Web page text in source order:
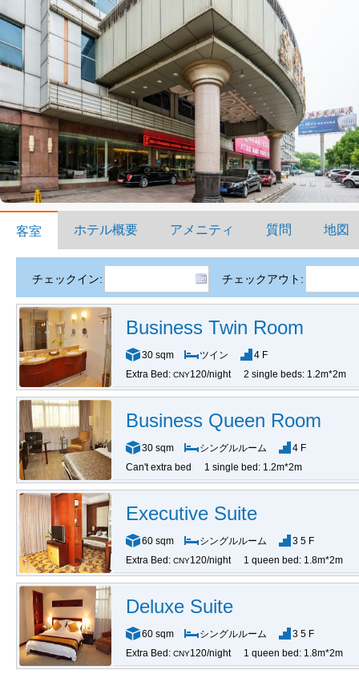
客室 ホテル概要 アメニティ 質問 地図
チェックイン: チェックアウト:
Business Twin Room
30 sqm ツイン
4 F
Extra Bed: CNY120/night 2 single beds: 1.2m*2m
Business Queen Room
30 sqm シングルルーム
4 F
Can't extra bed
1 single bed: 1.2m*2m
Executive Suite
60 sqm シングルルーム
3 5 F
Extra Bed: CNY120/night 1 queen bed: 1.8m*2m
Deluxe Suite
60 sqm シングルルーム
3 5 F
Extra Bed: CNY120/night 1 queen bed: 1.8m*2m